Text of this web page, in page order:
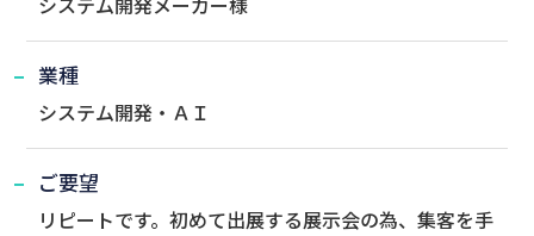
システム開発メーカー様
業種
システム開発・ＡＩ
ご要望
リピートです。初めて出展する展示会の為、集客を手